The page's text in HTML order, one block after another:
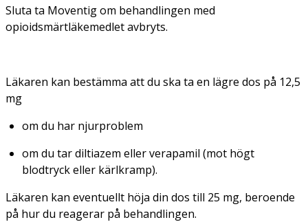
Sluta ta Moventig om behandlingen med
opioidsmärtläkemedlet avbryts.
Läkaren kan bestämma att du ska ta en lägre dos på 12,5
mg
om du har njurproblem
om du tar diltiazem eller verapamil (mot högt
blodtryck eller kärlkramp).
Läkaren kan eventuellt höja din dos till 25 mg, beroende
på hur du reagerar på behandlingen.